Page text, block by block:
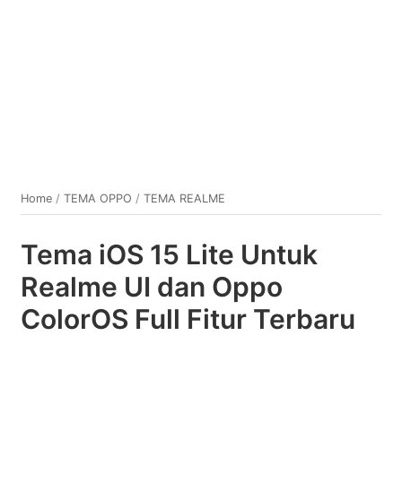
Home /TEMA OPPO /TEMA REALME
Tema iOS 15 Lite Untuk
Realme UI dan Oppo
ColorOS Full Fitur Terbaru